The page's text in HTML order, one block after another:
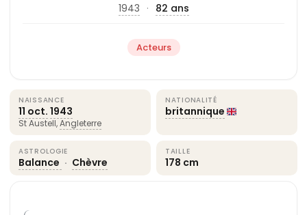
1943 · 82 ans
Acteurs
NAISSANCE
11 oct. 1943
St Austell,Angleterre
NATIONALITÉ
britannique
ASTROLOGIE
Balance · Chèvre
TAILLE
178 cm